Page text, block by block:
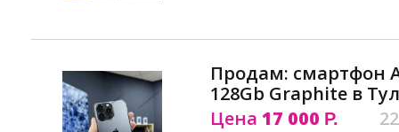
Продам: смартфон
128Gb Graphite в
Цена 17 000 Р.